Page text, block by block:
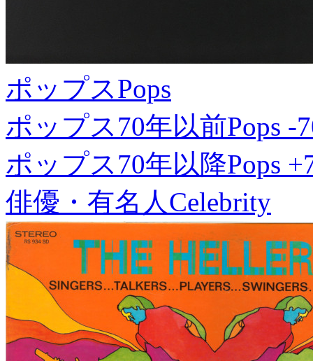
ポップスPops
ポップス70年以前Pops -
ポップス70年以降Pops
俳優・有名人Celebrity